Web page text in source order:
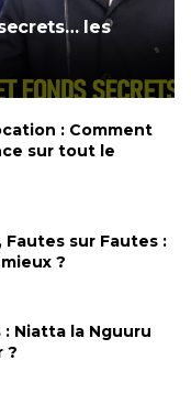
les
: Comment
sur tout le
sur Fautes :
?
: Niatta la Nguuru
?